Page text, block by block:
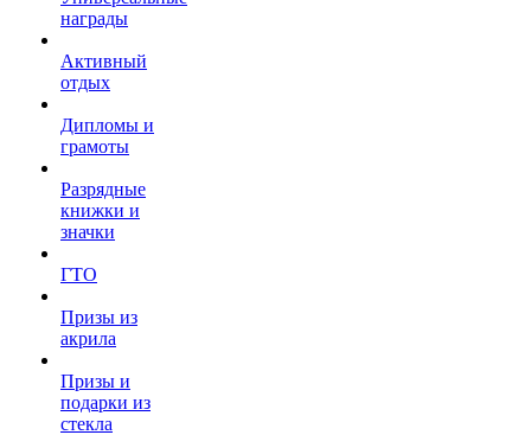
награды
Активный
отдых
Дипломы и
грамоты
Разрядные
книжки и
значки
ГТО
Призы из
акрила
Призы и
подарки из
стекла